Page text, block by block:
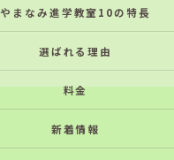
やまなみ進学教室10の特⻑
選ばれる理由
料金
新着情報